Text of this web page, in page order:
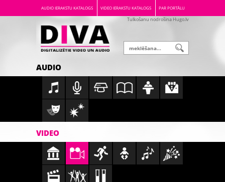
AUDIO IERAKSTU KATALOGS VIDEO IERAKSTU KATALOGS PAR PORTĀLU
Tulkošanu nodrošina Hugo.lv
AUDIO
VIDEO